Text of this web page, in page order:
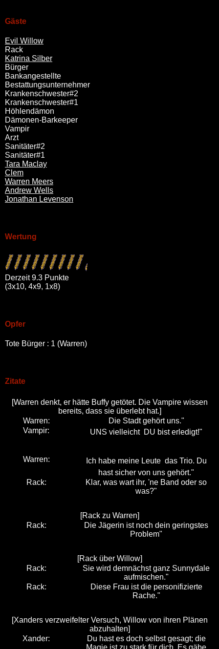
Gäste
Evil Willow
Rack
Katrina Silber
Bürger
Bankangestellte
Bestattungsunternehmer
Krankenschwester#2
Krankenschwester#1
Höhlendämon
Dämonen-Barkeeper
Vampir
Arzt
Sanitäter#2
Sanitäter#1
Tara Maclay
Clem
Warren Meers
Andrew Wells
Jonathan Levenson
Wertung
Derzeit 9.3 Punkte
(3x10, 4x9, 1x8)
Opfer
Tote Bürger : 1 (Warren)
Zitate
[Warren denkt, er hätte Buffy getötet. Die Vampire wissen
bereits, dass sie überlebt hat.]
Warren:
Die Stadt gehört uns."
Vampir:
UNS vielleicht  DU bist erledigt!"
Warren:
Ich habe meine Leute  das Trio. Du
hast sicher von uns gehört."
Rack:
Klar, was wart ihr, 'ne Band oder so
was?"
[Rack zu Warren]
Rack:
Die Jägerin ist noch dein geringstes
Problem"
[Rack über Willow]
Rack:
Sie wird demnächst ganz Sunnydale
aufmischen."
Rack:
Diese Frau ist die personifizierte
Rache."
[Xanders verzweifelter Versuch, Willow von ihren Plänen
abzuhalten]
Xander:
Du hast es doch selbst gesagt; die
Magie ist zu stark für dich. Es gäbe